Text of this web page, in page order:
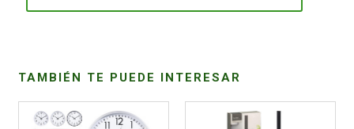
TAMBIÉN TE PUEDE INTERESAR